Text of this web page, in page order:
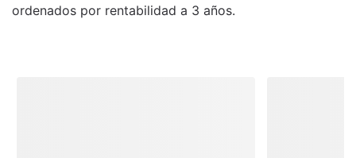
ordenados por rentabilidad a 3 años.